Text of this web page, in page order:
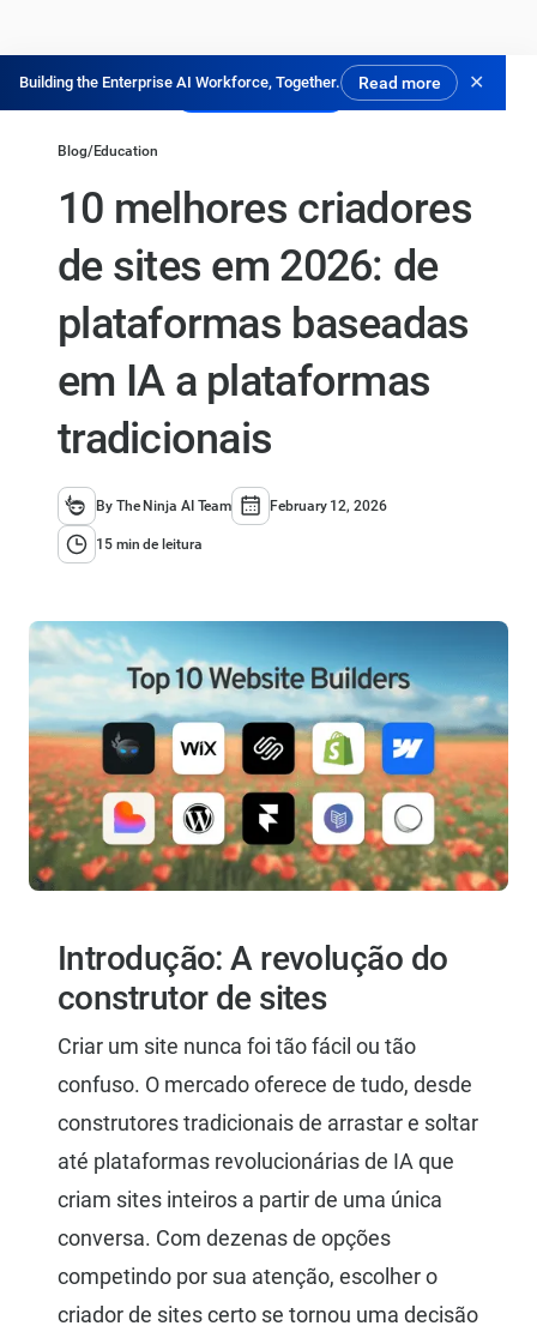
Building the Enterprise AI Workforce, Together. Read more ✕
Experimente Grátis
Blog/Education
10 melhores criadores
de sites em 2026: de
plataformas baseadas
em IA a plataformas
tradicionais
By The Ninja AI Team February 12, 2026
15 min de leitura
Introdução: A revolução do
construtor de sites
Criar um site nunca foi tão fácil ou tão
confuso. O mercado oferece de tudo, desde
construtores tradicionais de arrastar e soltar
até plataformas revolucionárias de IA que
criam sites inteiros a partir de uma única
conversa. Com dezenas de opções
competindo por sua atenção, escolher o
criador de sites certo se tornou uma decisão